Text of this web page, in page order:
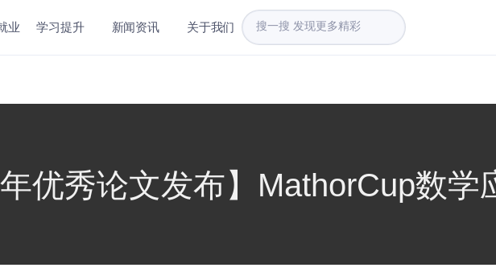
业 学习提升 新闻资讯 关于我们
年优秀论文发布】MathorCup数学